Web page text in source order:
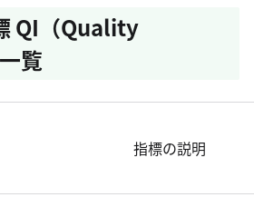
QI（Quality
覧
指標の説明